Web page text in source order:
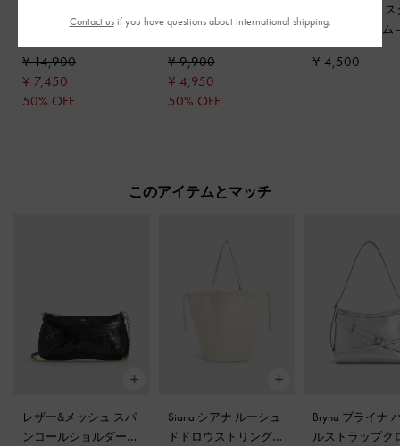
ーファーミュール- ベ
ージュ
¥ 14,900
¥ 7,450
50% OFF
テッドトゥヒールミュ
ール-シルバー
¥ 9,900
¥ 4,950
50% OFF
Noane ノアン
ミラーチャーム
ーキーブルー
¥ 4,500
このアイテムとマッチ
レザー&メッシュ スパ
ンコールショルダーバ
Siana シアナ ルーシュ
ドドロウストリングト
Bryna ブライナ
ルストラップク
Contact usif you have questions about international shipping.